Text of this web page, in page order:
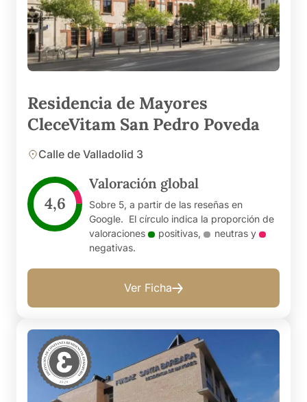
Residencia de Mayores
CleceVitam San Pedro Poveda
Calle de Valladolid 3
4,6
Valoración global
Sobre 5, a partir de las reseñas en
Google. El círculo indica la proporción de
valoraciones
positivas, neutrasy
negativas.
Ver Ficha